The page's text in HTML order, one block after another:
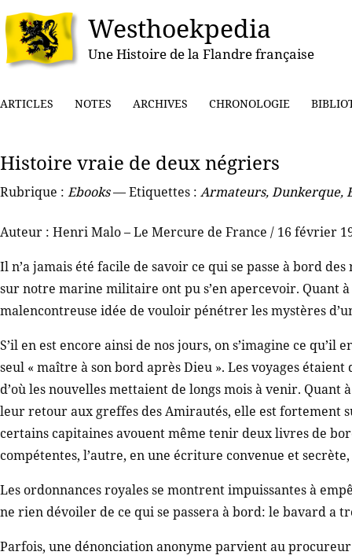
Westhoekpedia
Une Histoire de la Flandre française
ARTICLES NOTES ARCHIVES CHRONOLOGIE
Histoire vraie de deux négriers
Rubrique : Ebooks— Etiquettes : Armateurs,Dunkerque,
Auteur : Henri Malo – Le Mercure de France / 16 février
Il n’a jamais été facile de savoir ce qui se passe à bord
sur notre marine militaire ont pu s’en apercevoir. Quant
malencontreuse idée de vouloir pénétrer les mystères
S’il en est encore ainsi de nos jours, on s’imagine ce
seul « maître à son bord après Dieu ». Les voyages
d’où les nouvelles mettaient de longs mois à venir.
leur retour aux greffes des Amirautés, elle est fortement
certains capitaines avouent même tenir deux livres de
compétentes, l’autre, en une écriture convenue et
Les ordonnances royales se montrent impuissantes à
ne rien dévoiler de ce qui se passera à bord: le bavard a
Parfois, une dénonciation anonyme parvient au